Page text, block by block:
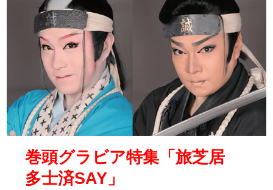
巻頭グラビア特集「旅芝居
多士済SAY」